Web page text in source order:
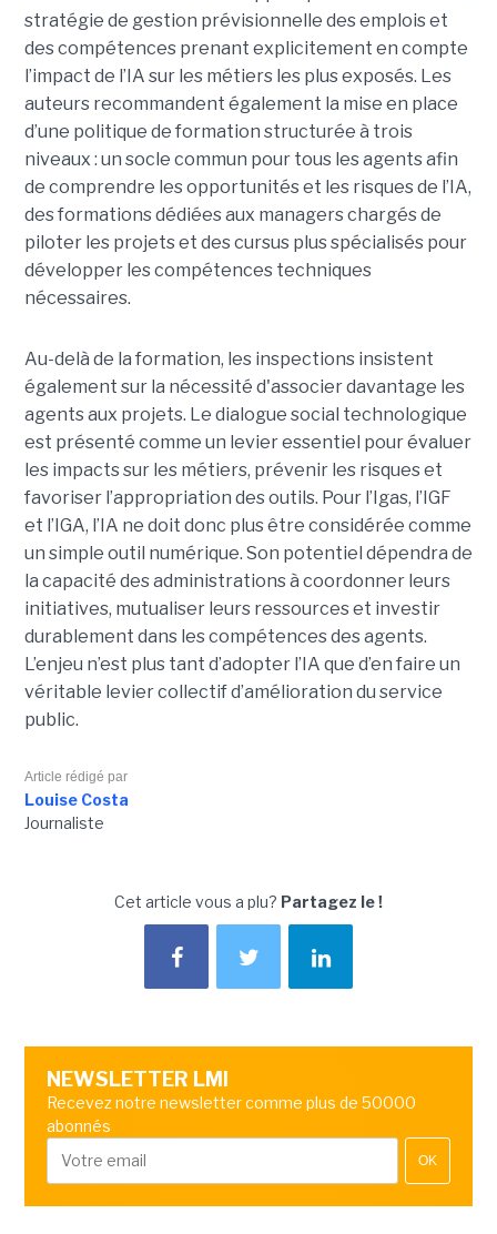
stratégie de gestion prévisionnelle des emplois et
des compétences prenant explicitement en compte
l’impact de l’IA sur les métiers les plus exposés. Les
auteurs recommandent également la mise en place
d’une politique de formation structurée à trois
niveaux : un socle commun pour tous les agents afin
de comprendre les opportunités et les risques de l’IA,
des formations dédiées aux managers chargés de
piloter les projets et des cursus plus spécialisés pour
développer les compétences techniques
nécessaires.
Au-delà de la formation, les inspections insistent
également sur la nécessité d'associer davantage les
agents aux projets. Le dialogue social technologique
est présenté comme un levier essentiel pour évaluer
les impacts sur les métiers, prévenir les risques et
favoriser l’appropriation des outils. Pour l’Igas, l’IGF
et l’IGA, l’IA ne doit donc plus être considérée comme
un simple outil numérique. Son potentiel dépendra de
la capacité des administrations à coordonner leurs
initiatives, mutualiser leurs ressources et investir
durablement dans les compétences des agents.
L’enjeu n’est plus tant d’adopter l’IA que d’en faire un
véritable levier collectif d’amélioration du service
public.
Article rédigé par
Louise Costa
Journaliste
Cet article vous a plu? Partagez le !
NEWSLETTER LMI
Recevez notre newsletter comme plus de 50000
abonnés
OK